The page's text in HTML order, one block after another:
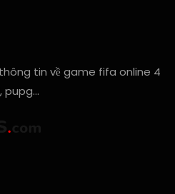
tin về game fifa online 4
pupg…